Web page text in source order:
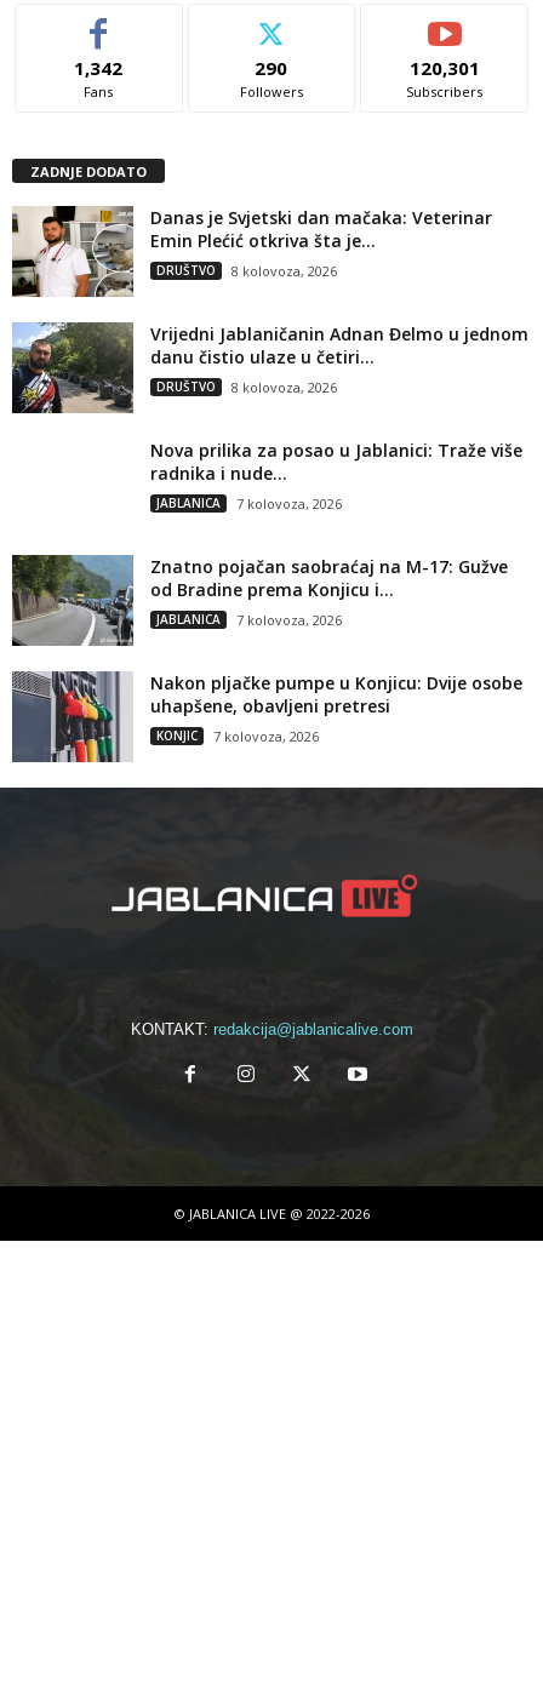
1,342
Fans
290
Followers
120,301
Subscribers
ZADNJE DODATO
Danas je Svjetski dan mačaka: Veterinar
Emin Plećić otkriva šta je...
DRUŠTVO 8 kolovoza, 2026
Vrijedni Jablaničanin Adnan Đelmo u jednom
danu čistio ulaze u četiri...
DRUŠTVO 8 kolovoza, 2026
Nova prilika za posao u Jablanici: Traže više
radnika i nude...
JABLANICA 7 kolovoza, 2026
Znatno pojačan saobraćaj na M-17: Gužve
od Bradine prema Konjicu i...
JABLANICA 7 kolovoza, 2026
Nakon pljačke pumpe u Konjicu: Dvije osobe
uhapšene, obavljeni pretresi
KONJIC 7 kolovoza, 2026
KONTAKT: redakcija@jablanicalive.com
© JABLANICA LIVE @ 2022-2026